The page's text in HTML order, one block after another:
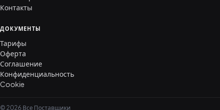
Контакты
ДОКУМЕНТЫ
Тарифы
Оферта
Соглашение
Конфиденциальность
Cookie
© 2026 Все Поставщики